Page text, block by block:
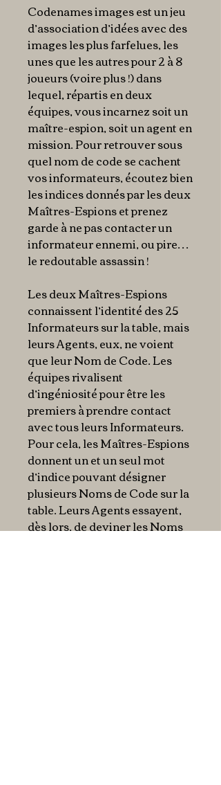
Codenames images est un jeu
d’association d’idées avec des
images les plus farfelues, les
unes que les autres pour 2 à 8
joueurs (voire plus !) dans
lequel, répartis en deux
équipes, vous incarnez soit un
maître-espion, soit un agent en
mission. Pour retrouver sous
quel nom de code se cachent
vos informateurs, écoutez bien
les indices donnés par les deux
Maîtres-Espions et prenez
garde à ne pas contacter un
informateur ennemi, ou pire…
le redoutable assassin !
Les deux Maîtres-Espions
connaissent l’identité des 25
Informateurs sur la table, mais
leurs Agents, eux, ne voient
que leur Nom de Code. Les
équipes rivalisent
d’ingéniosité pour être les
premiers à prendre contact
avec tous leurs Informateurs.
Pour cela, les Maîtres-Espions
donnent un et un seul mot
d’indice pouvant désigner
plusieurs Noms de Code sur la
table. Leurs Agents essayent,
dès lors, de deviner les Noms